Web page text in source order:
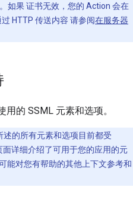
如果 证书无效，您的 Action 会在
HTTP 传送内容 请参阅在服务器
用的 SSML 元素和选项。
述的所有元素和选项目前都受
详细介绍了可用于您的应用的元
能对您有帮助的其他上下文参考和